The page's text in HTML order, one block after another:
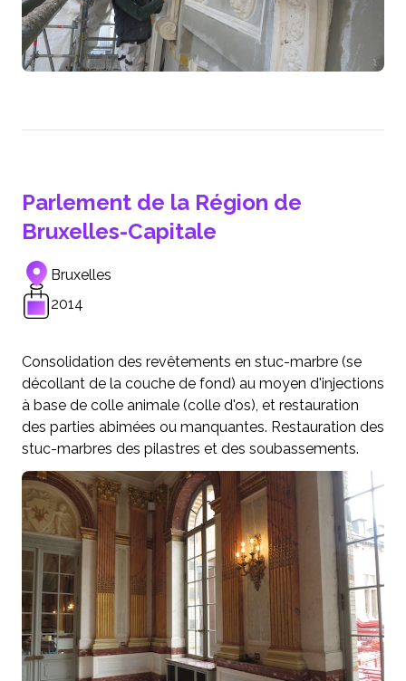
Parlement de la Région de
Bruxelles-Capitale
Bruxelles
2014
Consolidation des revêtements en stuc-marbre (se
décollant de la couche de fond) au moyen d'injections
à base de colle animale (colle d'os), et restauration
des parties abimées ou manquantes. Restauration des
stuc-marbres des pilastres et des soubassements.